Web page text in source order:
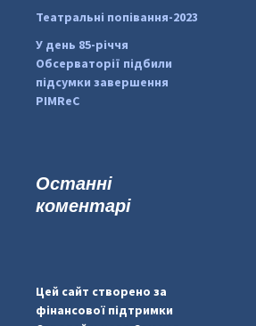
Театральні попівання-2023
У день 85-річчя
Обсерваторії підбили
підсумки завершення
PIMReC
Останні
коментарі
Цей сайт створено за
фінансової підтримки